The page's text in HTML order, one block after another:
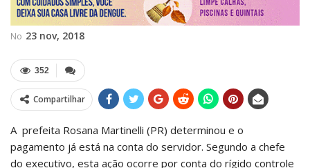
No 23 nov, 2018
352
Compartilhar
A prefeita Rosana Martinelli (PR) determinou e o
pagamento já está na conta do servidor. Segundo a chefe
do executivo, esta ação ocorre por conta do rígido controle